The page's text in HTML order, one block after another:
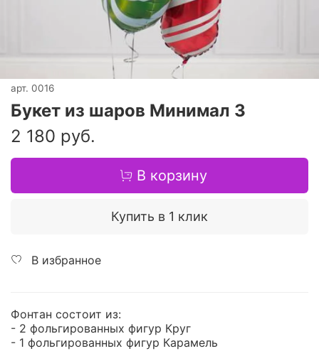
арт. 0016
Букет из шаров Минимал 3
2 180 руб.
В корзину
Купить в 1 клик
В избранное
Фонтан состоит из:
- 2 фольгированных фигур Круг
- 1 фольгированных фигур Карамель